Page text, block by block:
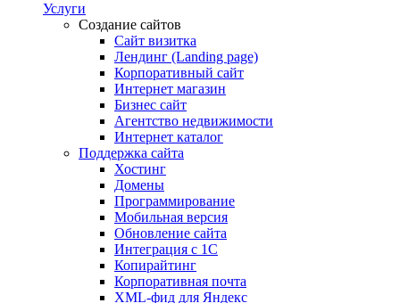
Услуги
Создание сайтов
Сайт визитка
Лендинг (Landing page)
Корпоративный сайт
Интернет магазин
Бизнес сайт
Агентство недвижимости
Интернет каталог
Поддержка сайта
Хостинг
Домены
Программирование
Мобильная версия
Обновление сайта
Интеграция с 1С
Копирайтинг
Корпоративная почта
XML-фид для Яндекс